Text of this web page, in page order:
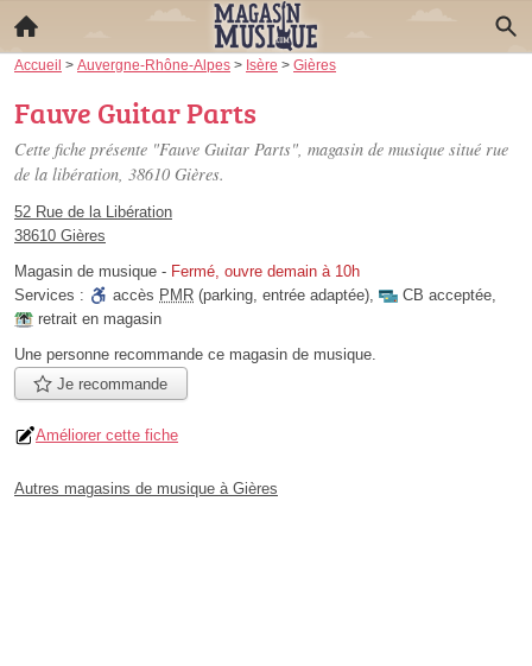
Accueil > Auvergne-Rhône-Alpes > Isère > Gières
Fauve Guitar Parts
Cette fiche présente "Fauve Guitar Parts", magasin de musique situé rue
de la libération, 38610 Gières.
52 Rue de la Libération
38610 Gières
Magasin de musique - Fermé, ouvre demain à 10h
Services :
accès PMR (parking, entrée adaptée), CB acceptée,
retrait en magasin
Une personne recommande ce magasin de musique.
Je recommande
Améliorer cette fiche
Autres magasins de musique à Gières